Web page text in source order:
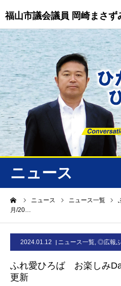
福山市議会議員 岡崎まさず
ニュース
ニュース ニュース一覧
月/20…
2024.01.12 ニュース一覧, ◎広報
ふれ愛ひろば お楽しみ
更新
HOME
重要情報
プロフィール
ニュース/トピックス
ニュース
お問合せ